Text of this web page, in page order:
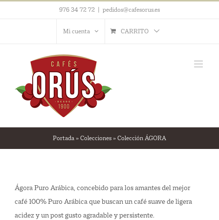
976 34 72 72 pedidos@cafesorus.es
Mi cuenta CARRITO
Portada»Colecciones»Colección ÁGORA
Ágora Puro Arábica, concebido para los amantes del mejor
café 100% Puro Arábica que buscan un café suave de ligera
acidez y un post gusto agradable y persistente.